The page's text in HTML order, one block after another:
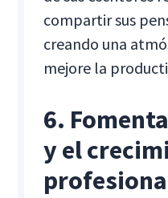
compartir sus
creando una
mejore la
6.
y el